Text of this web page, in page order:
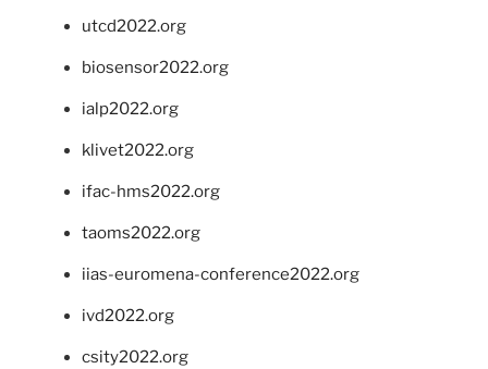
utcd2022.org
biosensor2022.org
ialp2022.org
klivet2022.org
ifac-hms2022.org
taoms2022.org
iias-euromena-conference2022.org
ivd2022.org
csity2022.org